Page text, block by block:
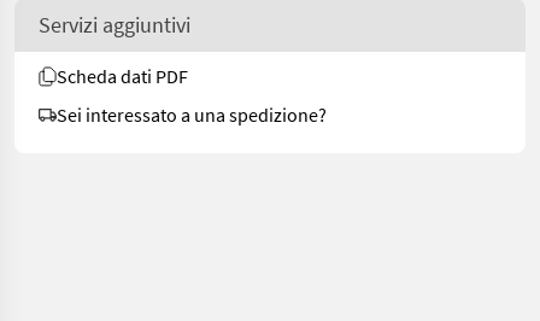
Servizi aggiuntivi
Scheda dati PDF
Sei interessato a una spedizione?